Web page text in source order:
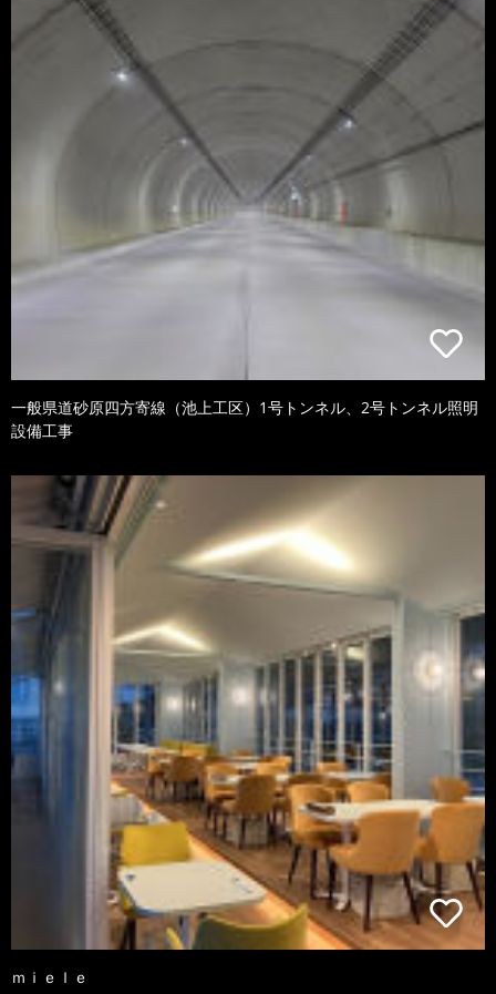
一般県道砂原四方寄線（池上工区）1号トンネル、2号トンネル照明
設備工事
ｍｉｅｌｅ